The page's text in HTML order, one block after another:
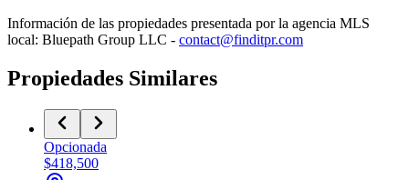
Información de las propiedades presentada por la agencia MLS
local: Bluepath Group LLC - contact@finditpr.com
Propiedades Similares
Opcionada
$418,500